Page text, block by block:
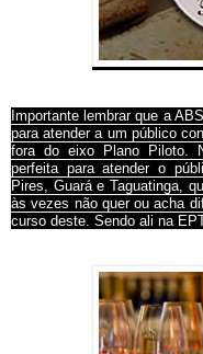
Importante lembrar que a
para atender a um público
fora do eixo Plano Piloto.
perfeita para atender o
Pires, Guará e Taguatinga,
às vezes não quer ou acha
curso deste. Sendo ali na